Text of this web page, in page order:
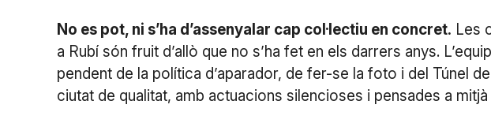
No es pot, ni s’ha d’assenyalar cap col·lectiu en concret. Les
a Rubí són fruit d’allò que no s’ha fet en els darrers anys.
pendent de la política d’aparador, de fer-se la foto i del Túnel
ciutat de qualitat, amb actuacions silencioses i pensades a